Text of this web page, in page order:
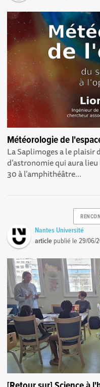
Météorologie de
La Saplimoges a le plaisir
d’astronomie qui aura
30 à l’amphithéâtre...
Nantes Université
article publié le29/06/